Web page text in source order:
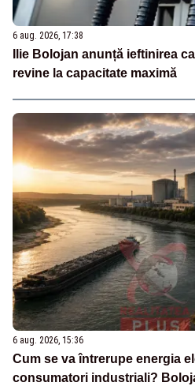
6 aug. 2026, 17:38
Ilie Bolojan anunță ieftinirea
revine la capacitate maximă
6 aug. 2026, 15:36
Cum se va întrerupe energia
consumatori industriali?